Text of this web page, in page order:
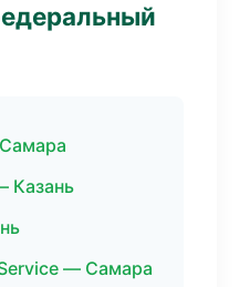
Казань
— Самара